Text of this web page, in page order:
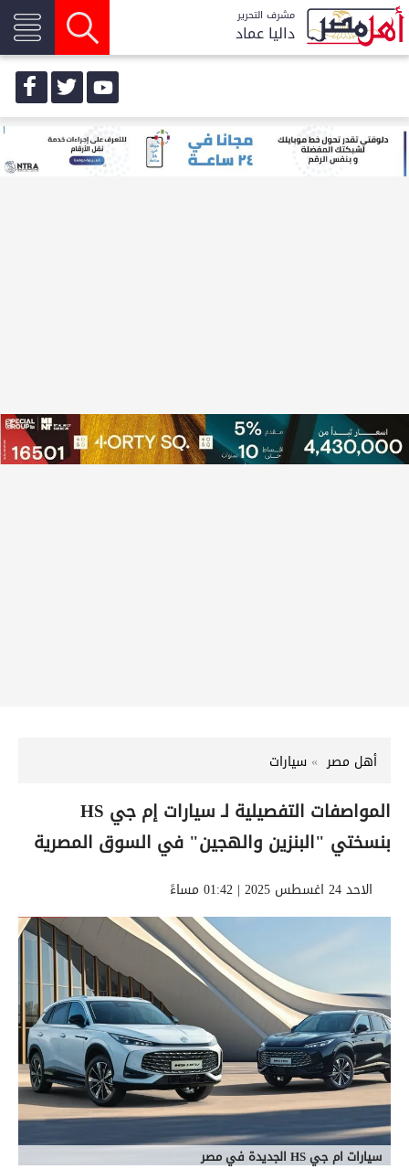
مشرف التحرير
داليا عماد
أهل مصر سيارات
المواصفات التفصيلية لـ سيارات إم جي HS
بنسختي "البنزين والهجين" في السوق المصرية
الاحد 24 اغسطس 2025 | 01:42 مساءً
سيارات ام جي HS الجديدة في مصر